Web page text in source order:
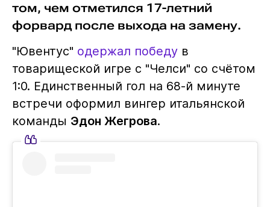
том, чем отметился 17-летний
форвард после выхода на замену.
"Ювентус" одержал победув
товарищеской игре с "Челси" со счётом
1:0. Единственный гол на 68-й минуте
встречи оформил вингер итальянской
команды Эдон Жегрова.